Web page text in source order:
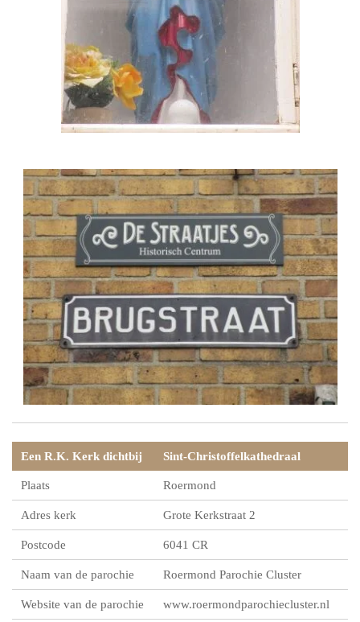
Een R.K. Kerk dichtbij Sint-Christoffelkathedraal
Plaats Roermond
Adres kerk Grote Kerkstraat 2
Postcode 6041 CR
Naam van de parochie Roermond Parochie Cluster
Website van de parochie www.roermondparochiecluster.nl